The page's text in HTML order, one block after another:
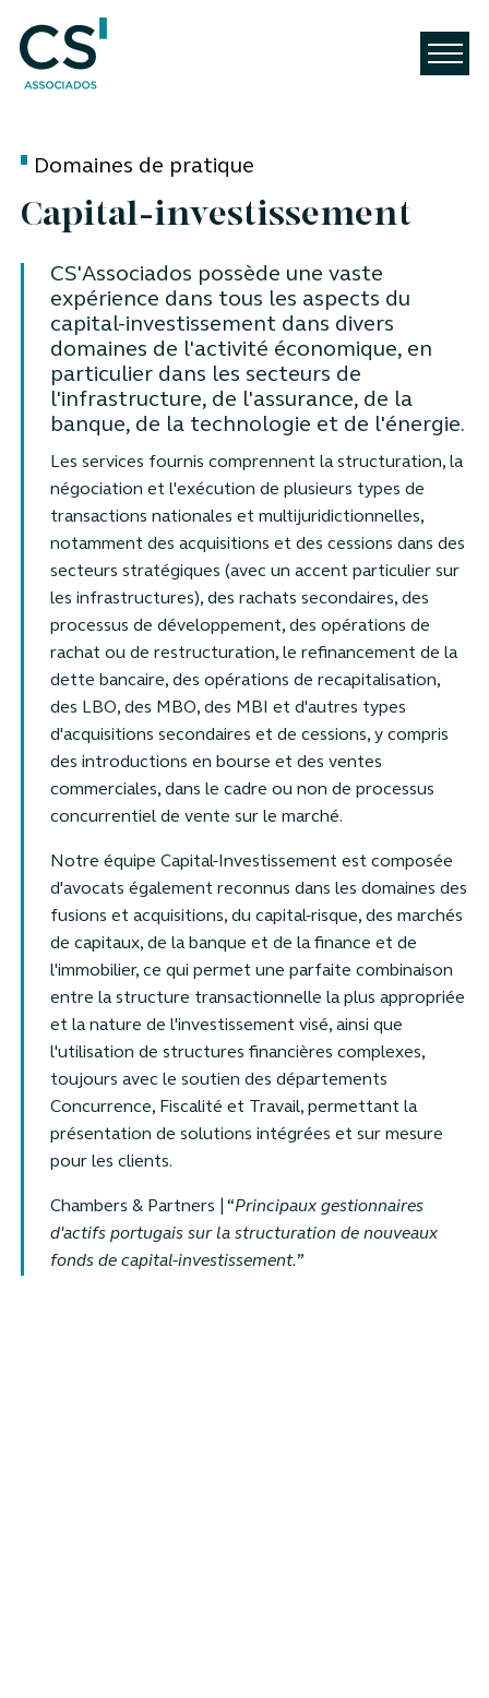
Domaines de pratique
Capital-investissement
CS'Associados possède une vaste
expérience dans tous les aspects du
capital-investissement dans divers
domaines de l'activité économique, en
particulier dans les secteurs de
l'infrastructure, de l'assurance, de la
banque, de la technologie et de l'énergie.
Les services fournis comprennent la structuration, la
négociation et l'exécution de plusieurs types de
transactions nationales et multijuridictionnelles,
notamment des acquisitions et des cessions dans des
secteurs stratégiques (avec un accent particulier sur
les infrastructures), des rachats secondaires, des
processus de développement, des opérations de
rachat ou de restructuration, le refinancement de la
dette bancaire, des opérations de recapitalisation,
des LBO, des MBO, des MBI et d'autres types
d'acquisitions secondaires et de cessions, y compris
des introductions en bourse et des ventes
commerciales, dans le cadre ou non de processus
concurrentiel de vente sur le marché.
Notre équipe Capital-Investissement est composée
d'avocats également reconnus dans les domaines des
fusions et acquisitions, du capital-risque, des marchés
de capitaux, de la banque et de la finance et de
l'immobilier, ce qui permet une parfaite combinaison
entre la structure transactionnelle la plus appropriée
et la nature de l'investissement visé, ainsi que
l'utilisation de structures financières complexes,
toujours avec le soutien des départements
Concurrence, Fiscalité et Travail, permettant la
présentation de solutions intégrées et sur mesure
pour les clients.
Chambers & Partners | “Principaux gestionnaires
d'actifs portugais sur la structuration de nouveaux
fonds de capital-investissement.”